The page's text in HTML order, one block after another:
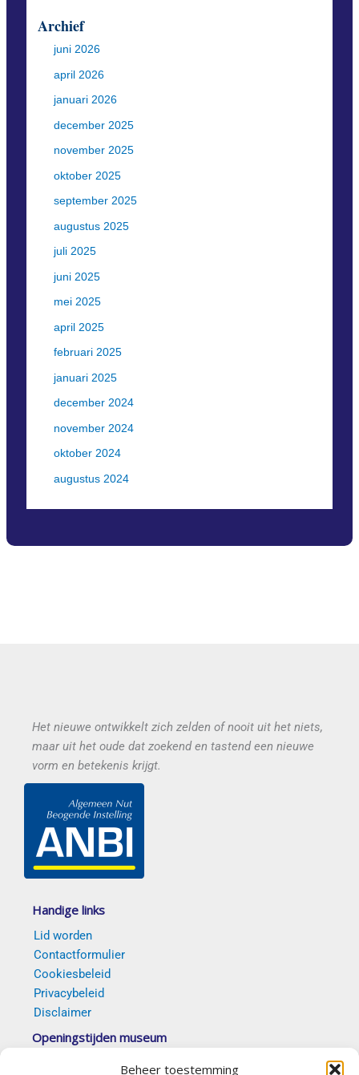
Beheer toestemming
Archief
juni 2026
april 2026
januari 2026
december 2025
november 2025
oktober 2025
september 2025
augustus 2025
juli 2025
juni 2025
mei 2025
april 2025
februari 2025
januari 2025
december 2024
november 2024
oktober 2024
augustus 2024
Het nieuwe ontwikkelt zich zelden of nooit uit het niets,
maar uit het oude dat zoekend en tastend een nieuwe
vorm en betekenis krijgt.
Handige links
Lid worden
Contactformulier
Cookiesbeleid
Privacybeleid
Disclaimer
Openingstijden museum